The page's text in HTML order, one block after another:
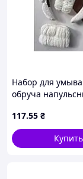
Набор для
обруча
(20*20*3,5см)
EСТЕТ
117.55 ₴
Купить